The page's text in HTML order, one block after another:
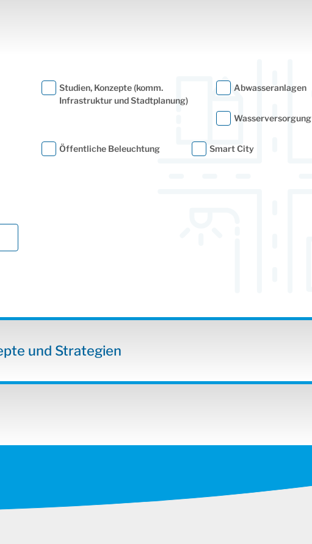
Studien, Konzepte (komm.
Infrastruktur und Stadtplanung)
Abwasseranlagen
Wasserversorgung
Öffentliche Beleuchtung Smart City
und Strategien